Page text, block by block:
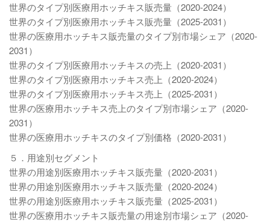
世界のタイプ別医療用ホッチキス販売量（2020-2024）
世界のタイプ別医療用ホッチキス販売量（2025-2031）
世界の医療用ホッチキス販売量のタイプ別市場シェア（2020-
2031）
世界のタイプ別医療用ホッチキスの売上（2020-2031）
世界のタイプ別医療用ホッチキス売上（2020-2024）
世界のタイプ別医療用ホッチキス売上（2025-2031）
世界の医療用ホッチキス売上のタイプ別市場シェア（2020-
2031）
世界の医療用ホッチキスのタイプ別価格（2020-2031）
５．用途別セグメント
世界の用途別医療用ホッチキス販売量（2020-2031）
世界の用途別医療用ホッチキス販売量（2020-2024）
世界の用途別医療用ホッチキス販売量（2025-2031）
世界の医療用ホッチキス販売量の用途別市場シェア（2020-